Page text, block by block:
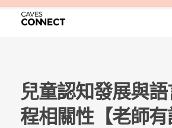
兒童認知發展與
程相關性【老師有